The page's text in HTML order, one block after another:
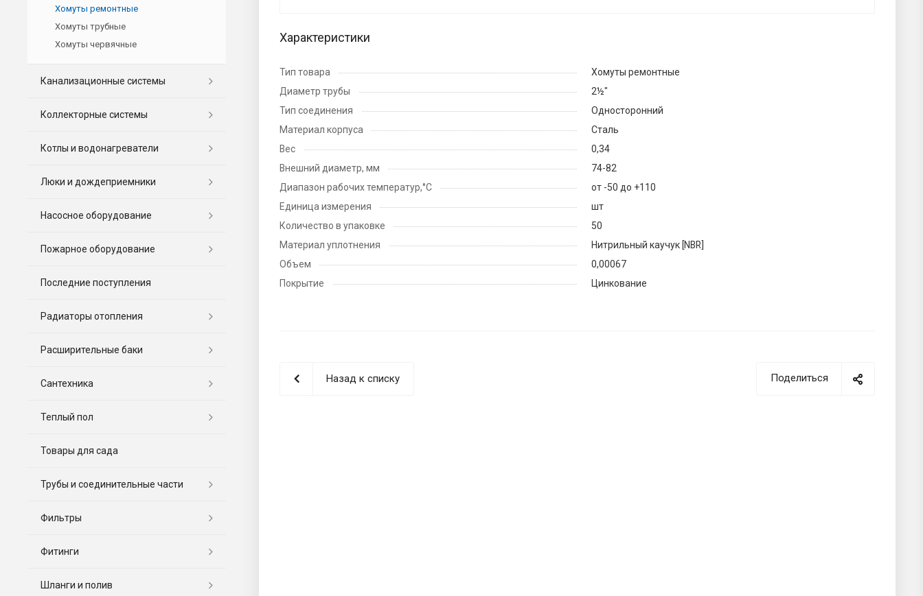
Характеристики
Тип товара
Хомуты ремонтные
Диаметр трубы
2½"
Тип соединения
Односторонний
Материал корпуса
Сталь
Вес
0,34
Внешний диаметр, мм
74-82
Диапазон рабочих температур,°С
от -50 до +110
Единица измерения
шт
Количество в упаковке
50
Материал уплотнения
Нитрильный каучук [NBR]
Объем
0,00067
Покрытие
Цинкование
Поделиться
Назад к списку
Хомуты ремонтные
Хомуты трубные
Хомуты червячные
Канализационные системы
Коллекторные системы
Котлы и водонагреватели
Люки и дождеприемники
Насосное оборудование
Пожарное оборудование
Последние поступления
Радиаторы отопления
Расширительные баки
Сантехника
Теплый пол
Товары для сада
Трубы и соединительные части
Фильтры
Фитинги
Шланги и полив